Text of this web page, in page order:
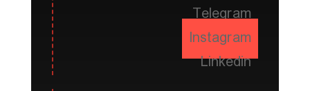
Telegram
Instagram
Linkedin